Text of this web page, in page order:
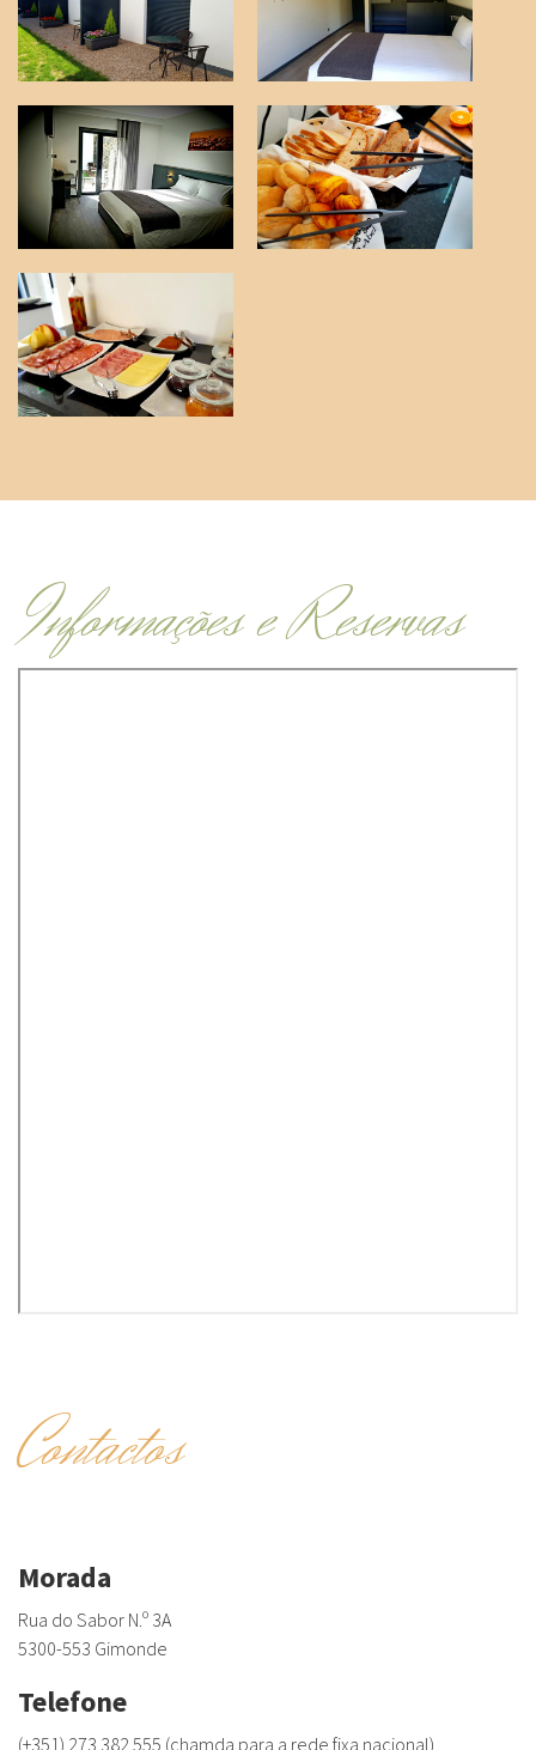
Informações e Reservas
Contactos
Morada
Rua do Sabor N.º 3A
5300-553 Gimonde
Telefone
(+351) 273 382 555 (chamda para a rede fixa nacional)